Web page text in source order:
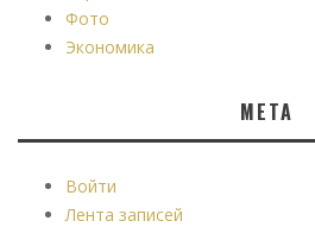
Фото
Экономика
МЕТА
Войти
Лента записей